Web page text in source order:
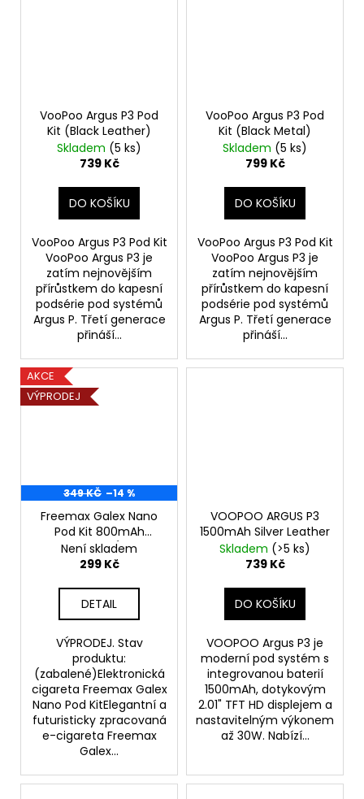
VooPoo Argus P3 Pod
Kit (Black Leather)
Skladem (5 ks)
739 Kč
DO KOŠÍKU
VooPoo Argus P3 Pod Kit
VooPoo Argus P3 je
zatím nejnovějším
přírůstkem do kapesní
podsérie pod systémů
Argus P. Třetí generace
přináší...
VooPoo Argus P3 Pod
Kit (Black Metal)
Skladem (5 ks)
799 Kč
DO KOŠÍKU
VooPoo Argus P3 Pod Kit
VooPoo Argus P3 je
zatím nejnovějším
přírůstkem do kapesní
podsérie pod systémů
Argus P. Třetí generace
přináší...
AKCE
VÝPRODEJ
349 KČ –14 %
Freemax Galex Nano
Pod Kit 800mAh
Gunmetal - VÝPRODEJ
Není skladem
299 Kč
DETAIL
VÝPRODEJ. Stav
produktu:
(zabalené)Elektronická
cigareta Freemax Galex
Nano Pod KitElegantní a
futuristicky zpracovaná
e-cigareta Freemax
Galex...
VOOPOO ARGUS P3
1500mAh Silver Leather
Skladem (>5 ks)
739 Kč
DO KOŠÍKU
VOOPOO Argus P3 je
moderní pod systém s
integrovanou baterií
1500mAh, dotykovým
2.01" TFT HD displejem a
nastavitelným výkonem
až 30W. Nabízí...